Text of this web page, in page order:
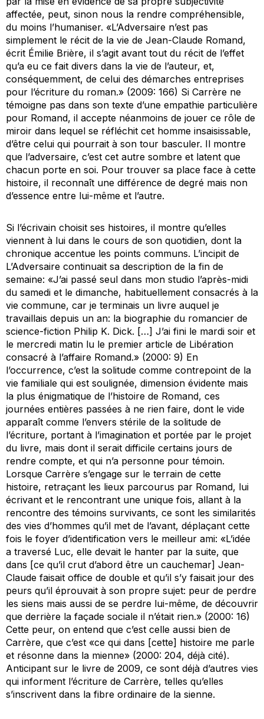
affectée, peut, sinon nous la rendre compréhensible,
du moins l’humaniser. «L’Adversaire n’est pas
simplement le récit de la vie de Jean-Claude Romand,
écrit Émilie Brière, il s’agit avant tout du récit de l’effet
qu’a eu ce fait divers dans la vie de l’auteur, et,
conséquemment, de celui des démarches entreprises
pour l’écriture du roman.» (2009: 166) Si Carrère ne
témoigne pas dans son texte d’une empathie particulière
pour Romand, il accepte néanmoins de jouer ce rôle de
miroir dans lequel se réfléchit cet homme insaisissable,
d’être celui qui pourrait à son tour basculer. Il montre
que l’adversaire, c’est cet autre sombre et latent que
chacun porte en soi. Pour trouver sa place face à cette
histoire, il reconnaît une différence de degré mais non
d’essence entre lui-même et l’autre.
Si l’écrivain choisit ses histoires, il montre qu’elles
viennent à lui dans le cours de son quotidien, dont la
chronique accentue les points communs. L’incipit de
L’Adversaire continuait sa description de la fin de
semaine: «J’ai passé seul dans mon studio l’après-midi
du samedi et le dimanche, habituellement consacrés à la
vie commune, car je terminais un livre auquel je
travaillais depuis un an: la biographie du romancier de
science-fiction Philip K. Dick. […] J’ai fini le mardi soir et
le mercredi matin lu le premier article de Libération
consacré à l’affaire Romand.» (2000: 9) En
l’occurrence, c’est la solitude comme contrepoint de la
vie familiale qui est soulignée, dimension évidente mais
la plus énigmatique de l’histoire de Romand, ces
journées entières passées à ne rien faire, dont le vide
apparaît comme l’envers stérile de la solitude de
l’écriture, portant à l’imagination et portée par le projet
du livre, mais dont il serait difficile certains jours de
rendre compte, et qui n’a personne pour témoin.
Lorsque Carrère s’engage sur le terrain de cette
histoire, retraçant les lieux parcourus par Romand, lui
écrivant et le rencontrant une unique fois, allant à la
rencontre des témoins survivants, ce sont les similarités
des vies d’hommes qu’il met de l’avant, déplaçant cette
fois le foyer d’identification vers le meilleur ami: «L’idée
a traversé Luc, elle devait le hanter par la suite, que
dans [ce qu’il crut d’abord être un cauchemar] Jean-
Claude faisait office de double et qu’il s’y faisait jour des
peurs qu’il éprouvait à son propre sujet: peur de perdre
les siens mais aussi de se perdre lui-même, de découvrir
que derrière la façade sociale il n’était rien.» (2000: 16)
Cette peur, on entend que c’est celle aussi bien de
Carrère, que c’est «ce qui dans [cette] histoire me parle
et résonne dans la mienne» (2000: 204, déjà cité).
Anticipant sur le livre de 2009, ce sont déjà d’autres vies
qui informent l’écriture de Carrère, telles qu’elles
s’inscrivent dans la fibre ordinaire de la sienne.